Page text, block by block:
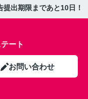
出期限まであと10日！
ート
お問い合わせ